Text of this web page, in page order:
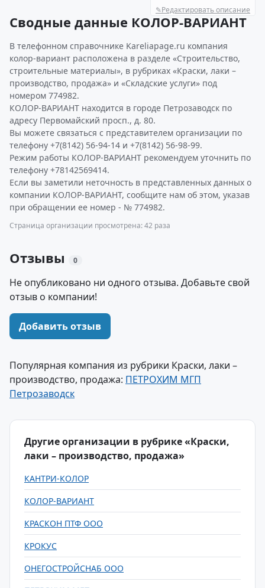
✎Редактировать описание
Сводные данные КОЛОР-ВАРИАНТ
В телефонном справочнике Kareliapage.ru компания
колор-вариант расположена в разделе «Строительство,
строительные материалы», в рубриках «Краски, лаки –
производство, продажа» и «Складские услуги» под
номером 774982.
КОЛОР-ВАРИАНТ находится в городе Петрозаводск по
адресу Первомайский просп., д. 80.
Вы можете связаться с представителем организации по
телефону +7(8142) 56-94-14 и +7(8142) 56-98-99.
Режим работы КОЛОР-ВАРИАНТ рекомендуем уточнить по
телефону +78142569414.
Если вы заметили неточность в представленных данных о
компании КОЛОР-ВАРИАНТ, сообщите нам об этом, указав
при обращении ее номер - № 774982.
Страница организации просмотрена: 42 раза
Отзывы 0
Не опубликовано ни одного отзыва. Добавьте свой
отзыв о компании!
Добавить отзыв
Популярная компания из рубрики Краски, лаки –
производство, продажа: ПЕТРОХИМ МГП
Петрозаводск
Другие организации в рубрике «Краски,
лаки – производство, продажа»
КАНТРИ-КОЛОР
КОЛОР-ВАРИАНТ
КРАСКОН ПТФ ООО
КРОКУС
ОНЕГОСТРОЙСНАБ ООО